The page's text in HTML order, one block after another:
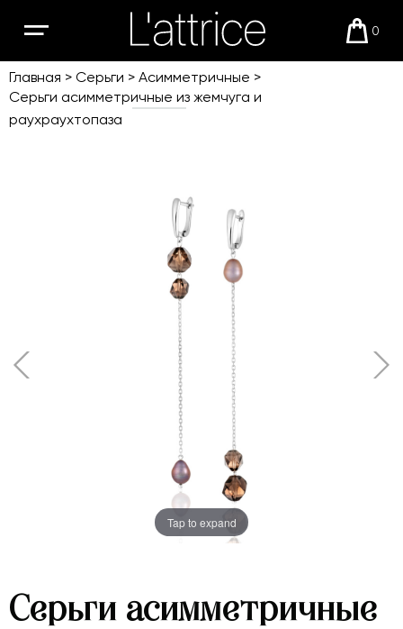
Открыть
0
Главная Серьги
Асимметричные
Серьги асимметричные из жемчуга и
раухраухтопаза
Tap to expand
Серьги асимметричные